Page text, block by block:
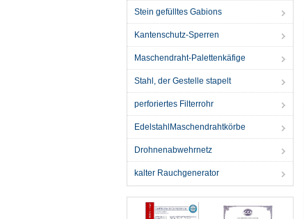
Stein gefülltes Gabions
Kantenschutz-Sperren
Maschendraht-Palettenkäfige
Stahl, der Gestelle stapelt
perforiertes Filterrohr
EdelstahlMaschendrahtkörbe
Drohnenabwehrnetz
kalter Rauchgenerator